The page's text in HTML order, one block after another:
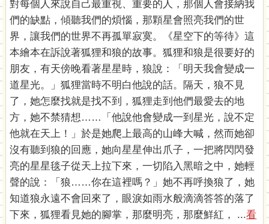
對每個人來說自己最重視、重要的人，那個人會接納我
們的缺點，傾聽我們的煩惱，那顆星會照亮我們的世
界，讓我們的世界不再孤單寂寞。《星空下的等待》這
本繪本在訴說著狐狸和狼的故事。狐狸和狼是很要好的
朋友，有天傍晚看著星星時，狼說：「明天我會變成一
道星光。」狐狸當時不明白他說的話。隔天，狼不見
了，她怎麼找就是找不到，狐狸走到他們最愛去的地
方，她不禁猜想……「他說他會變成一到星光，說不定
他就在天上！」於是她爬上最高的山峰大喊，然而她卻
沒有聽到狼的回應，她向星星伸出爪子，一把將閃閃發
亮的星星毯子從天上拉下來，一切陷入黑暗之中，她輕
聲的說：「狼……你在這裡嗎？」她不再呼換狼了，她
知道狼永遠不會回來了，眼淚如雨水般滴滴答答的落了
下來，狐狸看見她的腳掌，那麼明亮，那麼鮮紅， ...看